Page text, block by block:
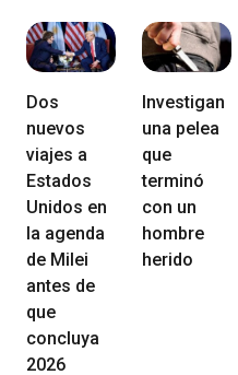
Dos
nuevos
viajes a
Estados
Unidos en
la agenda
de Milei
antes de
que
concluya
2026
Investigan
una pelea
que
terminó
con un
hombre
herido